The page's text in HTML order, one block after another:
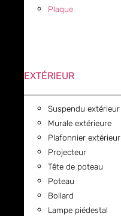
Plaque
EXTÉRIEUR
Suspendu extérieur
Murale extérieure
Plafonnier extérieur
Projecteur
Tête de poteau
Poteau
Bollard
Lampe piédestal